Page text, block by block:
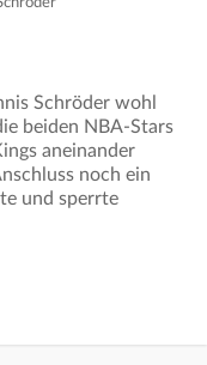
Schröder wohl
beiden NBA-Stars
aneinander
noch ein
und sperrte